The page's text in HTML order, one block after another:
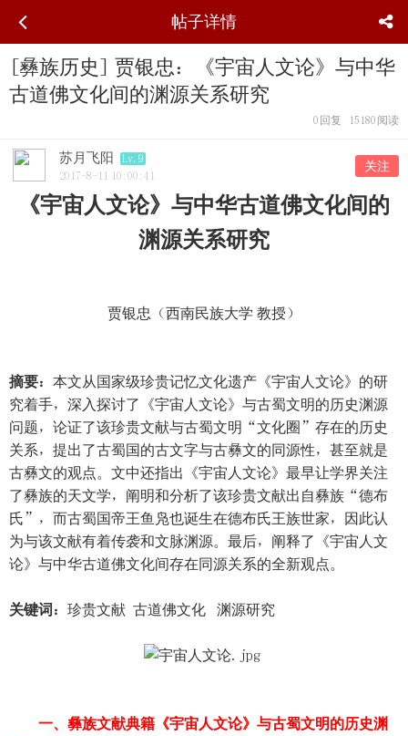
帖子详情
[彝族历史] 贾银忠：《宇宙人文论》与中华
古道佛文化间的渊源关系研究
0 回复 15180 阅读
苏月飞阳
Lv.9
2017-8-11 10:00:41
关注
《宇宙人文论》与中华古道佛文化间的
渊源关系研究
贾银忠（西南民族大学 教授）
摘要： 本文从国家级珍贵记忆文化遗产《宇宙人文论》的研
究着手，深入探讨了《宇宙人文论》与古蜀文明的历史渊源
问题，论证了该珍贵文献与古蜀文明“文化圈”存在的历史
关系，提出了古蜀国的古文字与古彝文的同源性，甚至就是
古彝文的观点。文中还指出《宇宙人文论》最早让学界关注
了彝族的天文学，阐明和分析了该珍贵文献出自彝族“德布
氏”，而古蜀国帝王鱼凫也诞生在德布氏王族世家，因此认
为与该文献有着传袭和文脉渊源。最后，阐释了《宇宙人文
论》与中华古道佛文化间存在同源关系的全新观点。
关键词： 珍贵文献 古道佛文化 渊源研究
一、彝族文献典籍《宇宙人文论》与古蜀文明的历史渊